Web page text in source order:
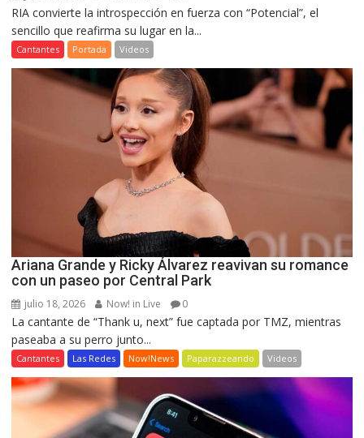
RIA convierte la introspección en fuerza con “Potencial”, el
sencillo que reafirma su lugar en la...
Cantantes Portada Videos
Ariana Grande y Ricky Álvarez reavivan su romance
con un paseo por Central Park
julio 18, 2026 Now! in Live 0
La cantante de “Thank u, next” fue captada por TMZ, mientras
paseaba a su perro junto...
Cantantes Las Redes Now!News Paparazzeando Videos